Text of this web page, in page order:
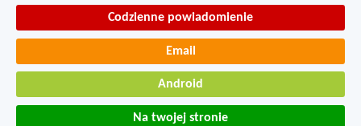
Codzienne powiadomienie
Email
Android
Na twojej stronie